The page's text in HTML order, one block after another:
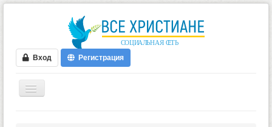
Вход Регистрация